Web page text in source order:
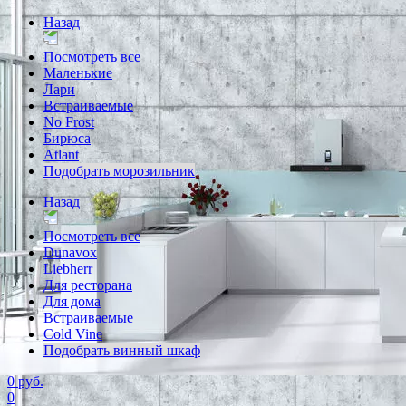
Назад
Посмотреть все
Маленькие
Лари
Встраиваемые
No Frost
Бирюса
Atlant
Подобрать морозильник
Назад
Посмотреть все
Dunavox
Liebherr
Для ресторана
Для дома
Встраиваемые
Cold Vine
Подобрать винный шкаф
0 руб.
0